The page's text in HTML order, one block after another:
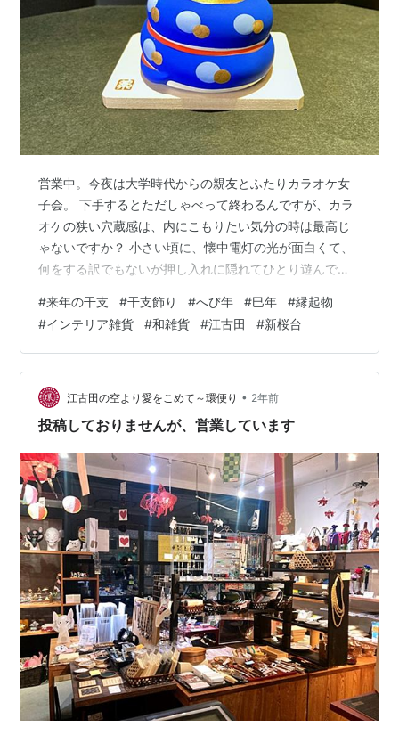
営業中。今夜は大学時代からの親友とふたりカラオケ女
子会。 下手するとただしゃべって終わるんですが、カラ
オケの狭い穴蔵感は、内にこもりたい気分の時は最高じ
ゃないですか？ 小さい頃に、懐中電灯の光が面白くて、
何をする訳でもないが押し入れに隠れてひとり遊んでい
西川貴教メドレー予習しておかなくちゃ（笑） 早いとこ
ろだと、もう忘年会的なイベントが終わっていると聞い
ております。集まり自体が無くなったという話もよく聞
いております。 大人数でわいわいというより、少人数で
こじんまりの方が、今年は多いのかもしれませんね。 干
支飾り、宝珠を抱いた青い巳。 お迎え待…
#来年の干支 #干支飾り #へび年 #巳年 #縁起物
#インテリア雑貨 #和雑貨 #江古田 #新桜台
江古田の空より愛をこめて～環便り • 2年前
投稿しておりませんが、営業しています